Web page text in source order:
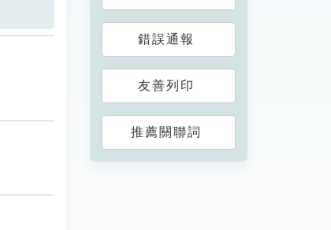
錯誤通報
友善列印
推薦關聯詞